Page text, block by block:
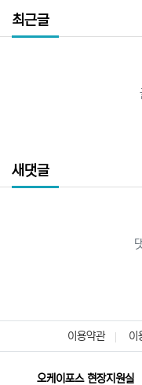
최근글
새댓글
이용약관 이
오케이포스 현장지원실